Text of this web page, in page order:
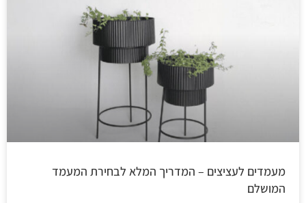
מעמדים לעציצים – המדריך המלא לבחירת המעמד
המושלם